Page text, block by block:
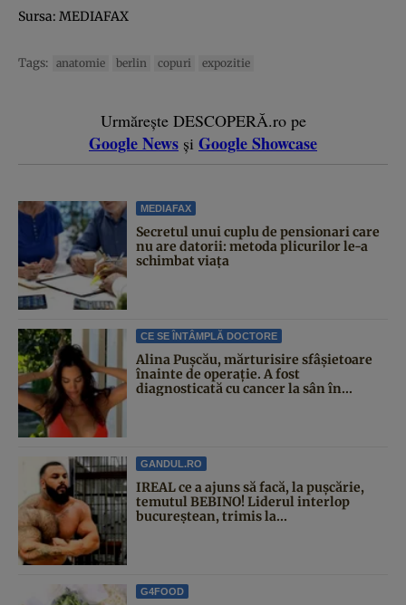
Sursa: MEDIAFAX
Tags: anatomie berlin copuri expozitie
Urmărește DESCOPERĂ.ro pe
Google News și Google Showcase
MEDIAFAX
Secretul unui cuplu de pensionari care
nu are datorii: metoda plicurilor le-a
schimbat viața
CE SE ÎNTÂMPLĂ DOCTORE
Alina Pușcău, mărturisire sfâșietoare
înainte de operație. A fost
diagnosticată cu cancer la sân în...
GANDUL.RO
IREAL ce a ajuns să facă, la pușcărie,
temutul BEBINO! Liderul interlop
bucureștean, trimis la...
G4FOOD